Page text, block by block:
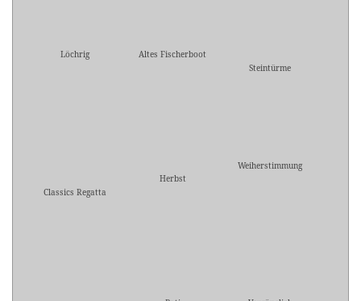
Löchrig
Altes Fischerboot
Steintürme
Classics Regatta
Herbst
Weiherstimmung